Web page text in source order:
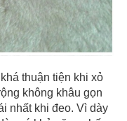
thuận tiện khi xỏ
không khâu gọn
nhất khi đeo. Vì dày